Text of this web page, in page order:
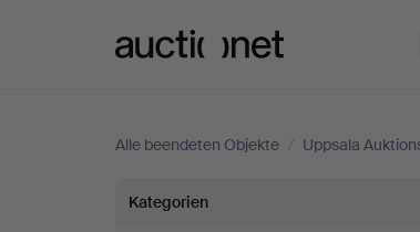
Alle beendeten Objekte / Uppsala
Tische
Kategorien